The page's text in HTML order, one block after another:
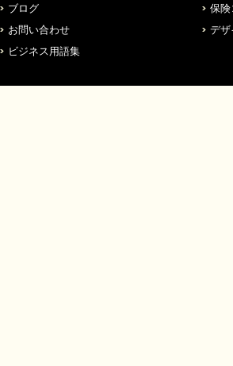
ブログ
お問い合わせ
ビジネス用語集
保険
デザ